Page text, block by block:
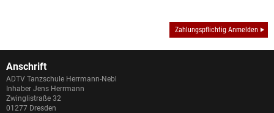
Zahlungspflichtig Anmelden
Anschrift
ADTV Tanzschule Herrmann-Nebl
Inhaber Jens Herrmann
Zwinglistraße 32
01277 Dresden